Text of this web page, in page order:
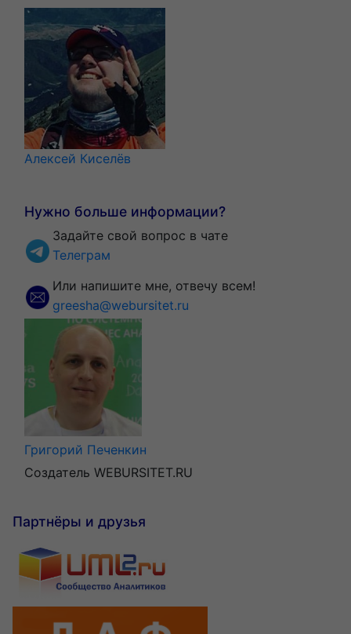
Алексей Киселёв
Нужно больше информации?
Задайте свой вопрос в чате
Телеграм
Или напишите мне, отвечу всем!
greesha@webursitet.ru
Григорий Печенкин
Создатель WEBURSITET.RU
Партнёры и друзья